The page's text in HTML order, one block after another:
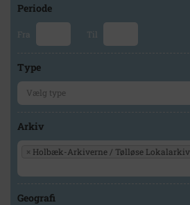
Periode
Fra Til
Type
Arkiv
× Holbæk-Arkiverne / Tølløse Lokalarkiv
Geografi